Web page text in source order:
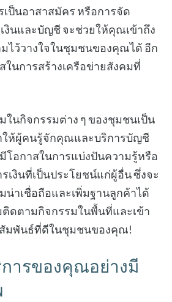
ป็นอาสาสมัคร หรือการจัด
งินและบัญชี จะช่วยให้คุณเข้าถึง
ไว้วางใจในชุมชนของคุณได้ อีก
ในการสร้างเครือข่ายสังคมที่
ในกิจกรรมต่าง ๆ ของชุมชนเป็น
ให้ผู้คนรู้จักคุณและบริการบัญชี
อกาสในการแบ่งปันความรู้หรือ
รเงินที่เป็นประโยชน์แก่ผู้อื่น ซึ่งจะ
าเชื่อถือและเพิ่มฐานลูกค้าได้
ติดตามกิจกรรมในพื้นที่และเข้า
สัมพันธ์ที่ดีในชุมชนของคุณ!
ารของคุณอย่างมี